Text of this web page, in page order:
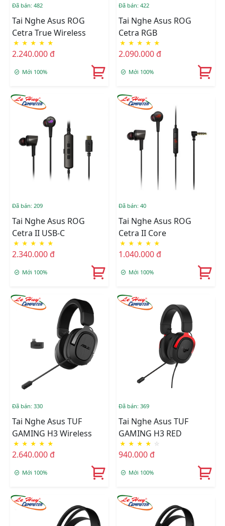
Đã bán: 482
Tai Nghe Asus ROG
Cetra True Wireless
★ ★ ★ ★ ★
2.240.000 đ
Mới 100%
Đã bán: 422
Tai Nghe Asus ROG
Cetra RGB
★ ★ ★ ★ ★
2.090.000 đ
Mới 100%
Đã bán: 209
Tai Nghe Asus ROG
Cetra II USB-C
★ ★ ★ ★ ★
2.340.000 đ
Mới 100%
Đã bán: 40
Tai Nghe Asus ROG
Cetra II Core
★ ★ ★ ★ ★
1.040.000 đ
Mới 100%
Đã bán: 330
Tai Nghe Asus TUF
GAMING H3 Wireless
★ ★ ★ ★ ★
2.640.000 đ
Mới 100%
Đã bán: 369
Tai Nghe Asus TUF
GAMING H3 RED
★ ★ ★ ★ ☆
940.000 đ
Mới 100%